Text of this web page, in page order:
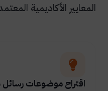
المعايير الأكاديمية
اقتراح موضوعات رسائل